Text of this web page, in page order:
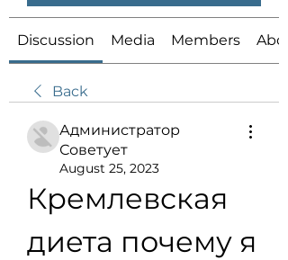
Discussion Media Members
Back
Администратор
Советует
August 25, 2023
Кремлевская
диета почему я